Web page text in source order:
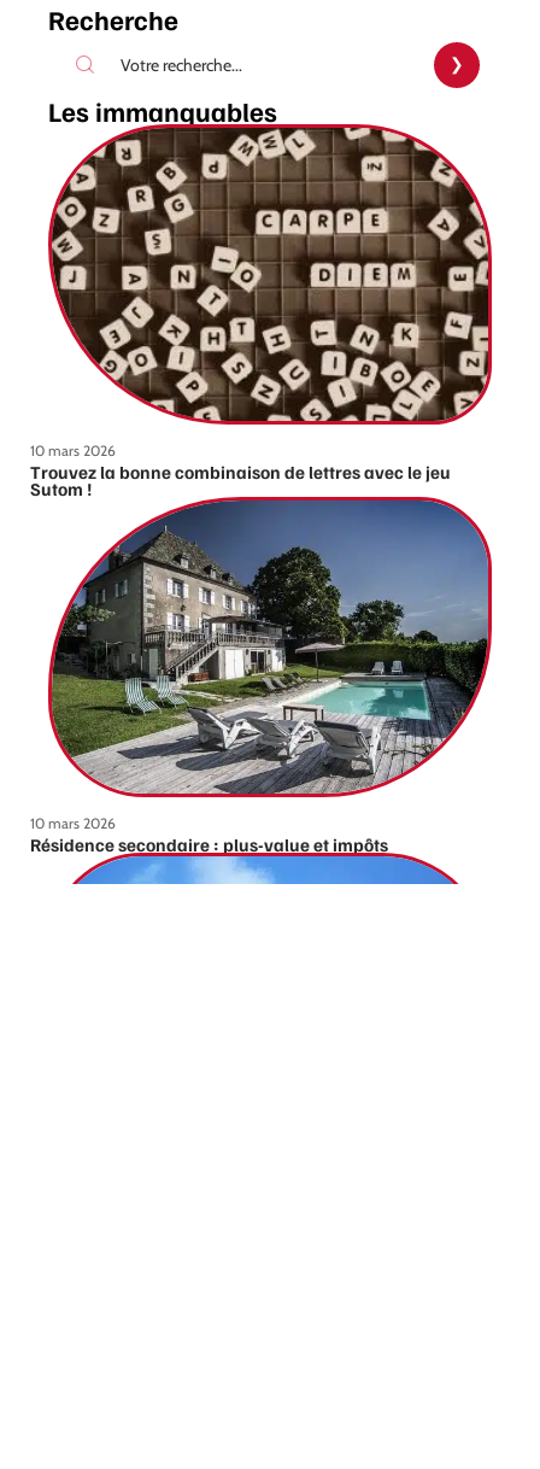
Recherche
Les immanquables
10 mars 2026
Trouvez la bonne combinaison de lettres avec le jeu
Sutom !
10 mars 2026
Résidence secondaire : plus-value et impôts